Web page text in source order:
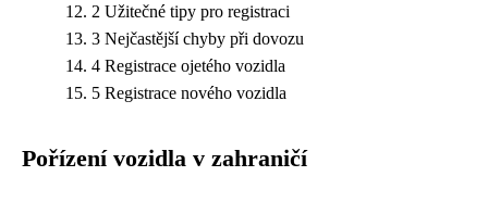
2 Užitečné tipy pro registraci
3 Nejčastější chyby při dovozu
4 Registrace ojetého vozidla
5 Registrace nového vozidla
Pořízení vozidla v zahraničí